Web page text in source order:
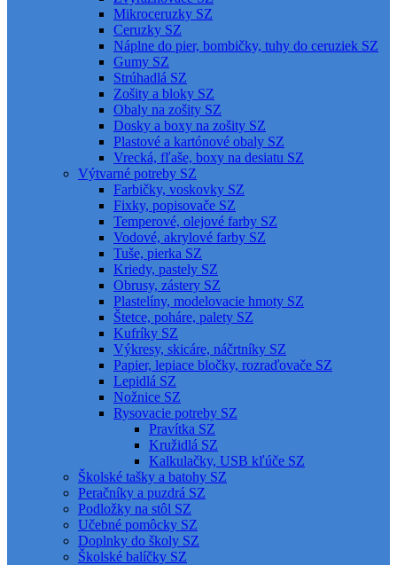
Mikroceruzky SZ
Ceruzky SZ
Náplne do pier, bombičky, tuhy do ceruziek SZ
Gumy SZ
Strúhadlá SZ
Zošity a bloky SZ
Obaly na zošity SZ
Dosky a boxy na zošity SZ
Plastové a kartónové obaly SZ
Vrecká, fľaše, boxy na desiatu SZ
Výtvarné potreby SZ
Farbičky, voskovky SZ
Fixky, popisovače SZ
Temperové, olejové farby SZ
Vodové, akrylové farby SZ
Tuše, pierka SZ
Kriedy, pastely SZ
Obrusy, zástery SZ
Plastelíny, modelovacie hmoty SZ
Štetce, poháre, palety SZ
Kufríky SZ
Výkresy, skicáre, náčrtníky SZ
Papier, lepiace bločky, rozraďovače SZ
Lepidlá SZ
Nožnice SZ
Rysovacie potreby SZ
Pravítka SZ
Kružidlá SZ
Kalkulačky, USB kľúče SZ
Školské tašky a batohy SZ
Peračníky a puzdrá SZ
Podložky na stôl SZ
Učebné pomôcky SZ
Doplnky do školy SZ
Školské balíčky SZ